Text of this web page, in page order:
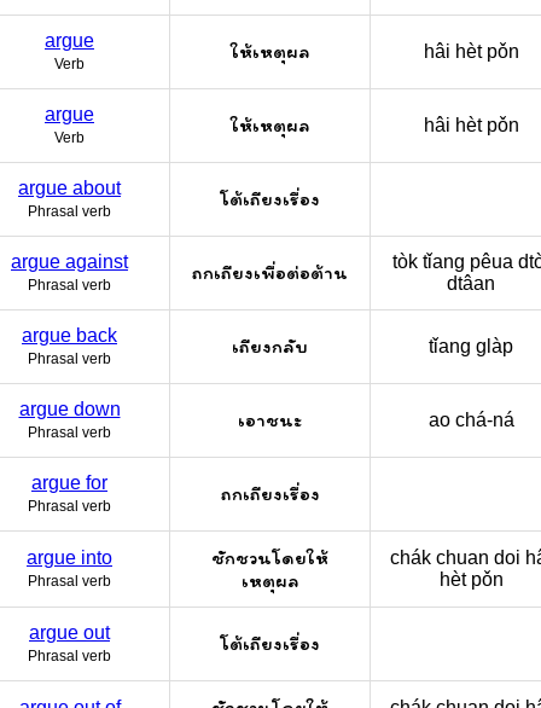
argue
Verb
ให้เหตุผล hâi hèt pǒn
argue
Verb
ให้เหตุผล hâi hèt pǒn
argue about
Phrasal verb
โต้เถียงเรื่อง
argue against
Phrasal verb
ถกเถียงเพื่อต่อต้าน
tòk tǐang pêua
dtâan
argue back
Phrasal verb
เถียงกลับ tǐang glàp
argue down
Phrasal verb
เอาชนะ ao chá-ná
argue for
Phrasal verb
ถกเถียงเรื่อง
argue into
Phrasal verb
ชักชวนโดยให้
เหตุผล
chák chuan doi
hèt pǒn
argue out
Phrasal verb
โต้เถียงเรื่อง